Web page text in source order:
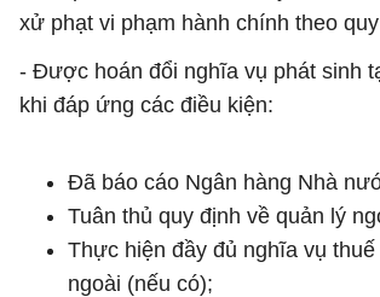
xử phạt vi phạm hành chính theo
- Được hoán đổi nghĩa vụ phát sinh
khi đáp ứng các điều kiện:
Đã báo cáo Ngân hàng Nhà
Tuân thủ quy định về quản lý
Thực hiện đầy đủ nghĩa vụ
ngoài (nếu có);